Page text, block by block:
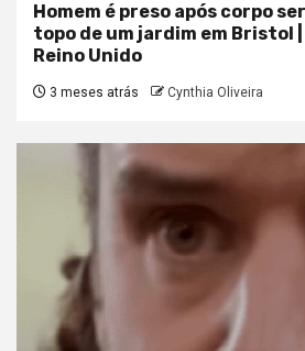
Homem é preso após corpo
topo de um jardim em Bristol
Reino Unido
3 meses atrás Cynthia Oliveira